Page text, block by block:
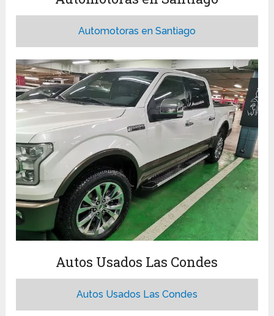
Automotoras en Santiago
Autos Usados Las Condes
Autos Usados Las Condes